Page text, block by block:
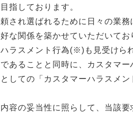
指しております。
され選ばれるために日々の業務
な関係を築かせていただいて
ラスメント行為(※)も見受けら
あることと同時に、カスタマ
しての「カスタマーハラスメ
容の妥当性に照らして、当該